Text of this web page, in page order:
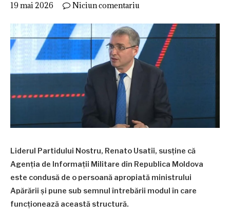
19 mai 2026 Niciun comentariu
Liderul Partidului Nostru, Renato Usatîi, susține că
Agenția de Informații Militare din Republica Moldova
este condusă de o persoană apropiată ministrului
Apărării și pune sub semnul întrebării modul în care
funcționează această structură.